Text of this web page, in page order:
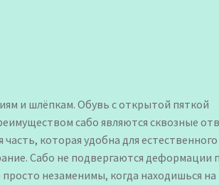
и шлёпкам. Обувь с открытой пяткой
сабо являются сквозные
которая удобна для естественного
Сабо не подвергаются деформации
незаменимы, когда находишься на